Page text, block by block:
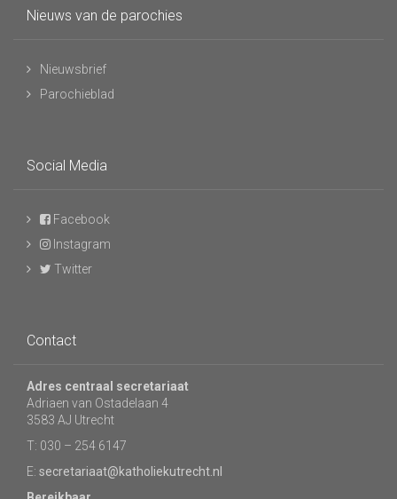
Nieuws van de parochies
Nieuwsbrief
Parochieblad
Social Media
Facebook
Instagram
Twitter
Contact
Adres centraal secretariaat
Adriaen van Ostadelaan 4
3583 AJ Utrecht
T: 030 – 254 6147
E: secretariaat@katholiekutrecht.nl